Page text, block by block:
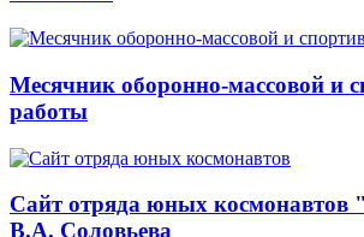
Месячник оборонно-массовой и
работы
Сайт отряда юных
В.А. Соловьева